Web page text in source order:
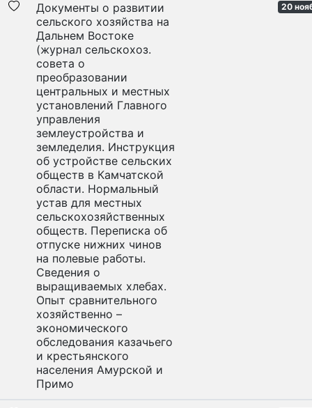
Документы о развитии
сельского хозяйства на
Дальнем Востоке
(журнал сельскохоз.
совета о
преобразовании
центральных и местных
установлений Главного
управления
землеустройства и
земледелия. Инструкция
об устройстве сельских
обществ в Камчатской
области. Нормальный
устав для местных
сельскохозяйственных
обществ. Переписка об
отпуске нижних чинов
на полевые работы.
Сведения о
выращиваемых хлебах.
Опыт сравнительного
хозяйственно –
экономического
обследования казачьего
и крестьянского
населения Амурской и
Примо
20